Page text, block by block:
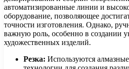
автоматизированные линии и
оборудование, позволяющее
точности изготовления. Однако,
важную роль, особенно в создании
художественных изделий.
Резка: Используются